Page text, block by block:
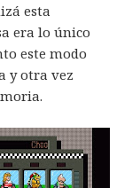
esta
era lo único
este modo
y otra vez